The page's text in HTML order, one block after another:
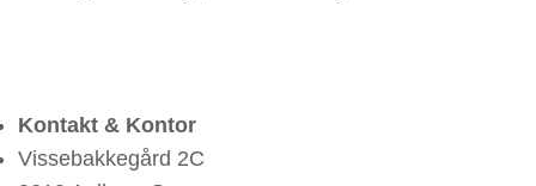
Kontakt & Kontor
Vissebakkegård 2C